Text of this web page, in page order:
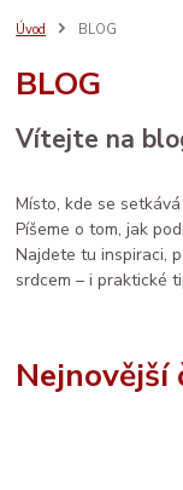
prodej
vánoce
děti
sítě
zdraví
Úvod BLOG
BLOG
Vítejte na
Místo, kde se
Píšeme o tom, jak
Najdete tu inspiraci,
srdcem – i praktické
Nejnovější